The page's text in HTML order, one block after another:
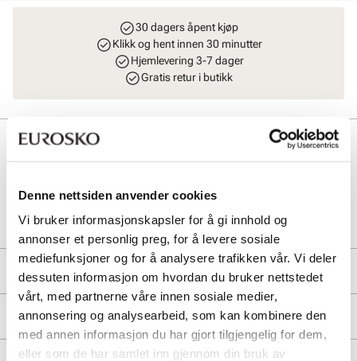
Denne nettsiden anvender cookies
Vi bruker informasjonskapsler for å gi innhold og
annonser et personlig preg, for å levere sosiale
mediefunksjoner og for å analysere trafikken vår. Vi deler
dessuten informasjon om hvordan du bruker nettstedet
vårt, med partnerne våre innen sosiale medier,
annonsering og analysearbeid, som kan kombinere den
med annen informasjon du har gjort tilgjengelig for dem,
eller som de har samlet inn gjennom din bruk av
30 dagers åpent kjøp
Klikk og hent innen 30 minutter
Hjemlevering 3-7 dager
Gratis retur i butikk
Beskrivelse
Art. nr32267405
Lev. art. nr44296
Produktdetaljer
Overdel:
Skinn
Såle:Syntet
Membran:Vannavstøtende
Merke